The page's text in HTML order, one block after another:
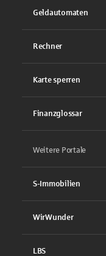
Geldautomaten
Rechner
Karte sperren
Finanzglossar
Weitere Portale
S-Immobilien
WirWunder
LBS